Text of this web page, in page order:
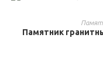
Памятник